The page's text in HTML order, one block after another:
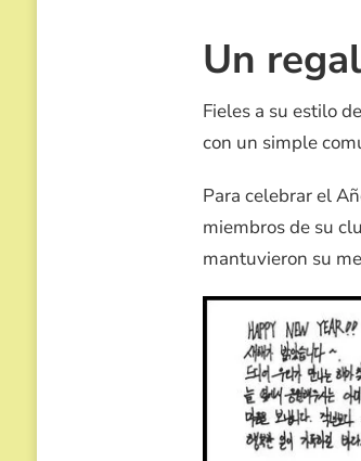
Un
Fieles a su estilo
con un simple
Para celebrar el
miembros de su
mantuvieron su